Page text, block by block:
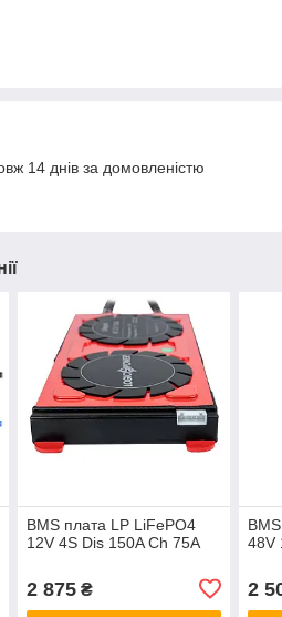
14 днів за домовленістю
BMS плата LP LiFePO4
12V 4S Dis 150A Ch 75A
2 875₴
48V
2